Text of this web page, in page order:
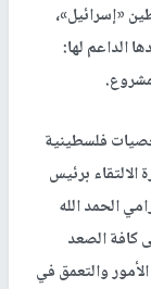
«إسرائيل»،
الداعم لها:
فلسطينية
برئيس
الحمد الله
كافة الصعد
والتعمق في